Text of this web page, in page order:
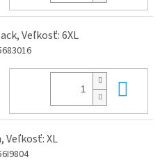
Veľkosť: 6XL
Veľkosť: XL